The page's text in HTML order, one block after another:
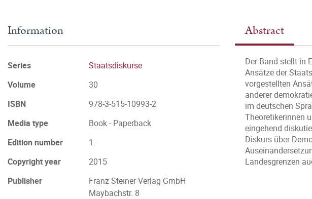
Abstract
Der Band stellt in
Ansätze der
vorgestellten
anderer
im deutschen
Theoretikerinnen
eingehend
Diskurs über
Landesgrenzen
Information
Series
Staatsdiskurse
Volume
30
ISBN
978-3-515-10993-2
Media type
Book - Paperback
Edition number
1.
Copyright year
2015
Publisher
Franz Steiner Verlag GmbH
Maybachstr. 8